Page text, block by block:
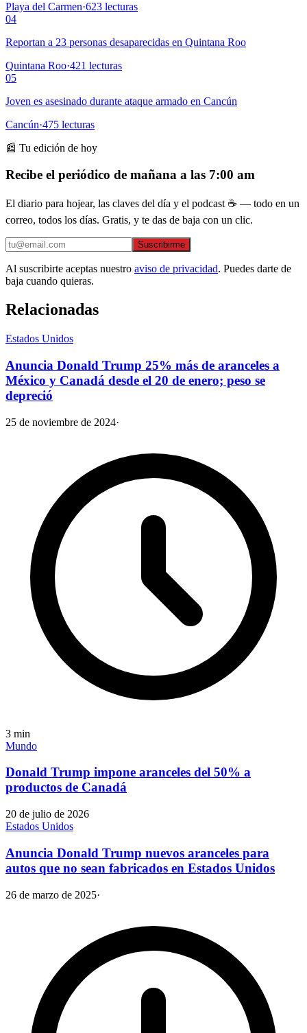
Playa del Carmen·623 lecturas
04
Reportan a 23 personas desaparecidas en Quintana Roo
Quintana Roo·421 lecturas
05
Joven es asesinado durante ataque armado en Cancún
Cancún·475 lecturas
📰 Tu edición de hoy
Recibe el periódico de mañana a las 7:00 am
El diario para hojear, las claves del día y el podcast ☕ — todo en un
correo, todos los días. Gratis, y te das de baja con un clic.
Suscribirme
Al suscribirte aceptas nuestro aviso de privacidad. Puedes darte de
baja cuando quieras.
Relacionadas
Estados Unidos
Anuncia Donald Trump 25% más de aranceles a
México y Canadá desde el 20 de enero; peso se
depreció
25 de noviembre de 2024·
3 min
Mundo
Donald Trump impone aranceles del 50% a
productos de Canadá
20 de julio de 2026
Estados Unidos
Anuncia Donald Trump nuevos aranceles para
autos que no sean fabricados en Estados Unidos
26 de marzo de 2025·